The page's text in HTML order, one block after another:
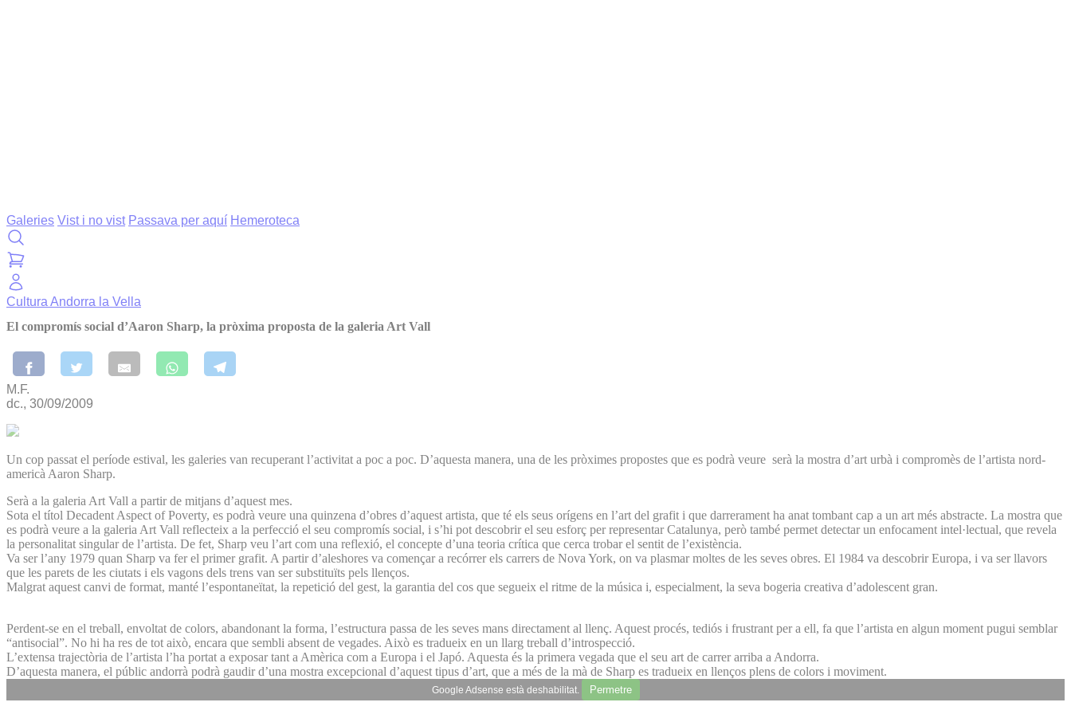
Galeries Vist i no vist Passava per aquí Hemeroteca
Cultura Andorra la Vella
El compromís social d’Aaron Sharp, la pròxima proposta de la galeria Art Vall
M.F.
dc., 30/09/2009
Un cop passat el període estival, les galeries van recuperant l’activitat a poc a poc. D’aquesta manera, una de les pròximes propostes que es podrà veure serà la mostra d’art urbà i compromès de l’artista nord-
americà Aaron Sharp.
Serà a la galeria Art Vall a partir de mitjans d’aquest mes.
Sota el títol Decadent Aspect of Poverty, es podrà veure una quinzena d’obres d’aquest artista, que té els seus orígens en l’art del grafit i que darrerament ha anat tombant cap a un art més abstracte. La mostra que
es podrà veure a la galeria Art Vall reflecteix a la perfecció el seu compromís social, i s’hi pot descobrir el seu esforç per representar Catalunya, però també permet detectar un enfocament intel·lectual, que revela
la personalitat singular de l’artista. De fet, Sharp veu l’art com una reflexió, el concepte d’una teoria crítica que cerca trobar el sentit de l’existència.
Va ser l’any 1979 quan Sharp va fer el primer grafit. A partir d’aleshores va començar a recórrer els carrers de Nova York, on va plasmar moltes de les seves obres. El 1984 va descobrir Europa, i va ser llavors
que les parets de les ciutats i els vagons dels trens van ser substituïts pels llenços.
Malgrat aquest canvi de format, manté l’espontaneïtat, la repetició del gest, la garantia del cos que segueix el ritme de la música i, especialment, la seva bogeria creativa d’adolescent gran.
Perdent-se en el treball, envoltat de colors, abandonant la forma, l’estructura passa de les seves mans directament al llenç. Aquest procés, tediós i frustrant per a ell, fa que l’artista en algun moment pugui semblar
“antisocial”. No hi ha res de tot això, encara que sembli absent de vegades. Això es tradueix en un llarg treball d’introspecció.
L’extensa trajectòria de l’artista l’ha portat a exposar tant a Amèrica com a Europa i el Japó. Aquesta és la primera vegada que el seu art de carrer arriba a Andorra.
D’aquesta manera, el públic andorrà podrà gaudir d’una mostra excepcional d’aquest tipus d’art, que a més de la mà de Sharp es tradueix en llenços plens de colors i moviment.
Google Adsense està deshabilitat. Permetre